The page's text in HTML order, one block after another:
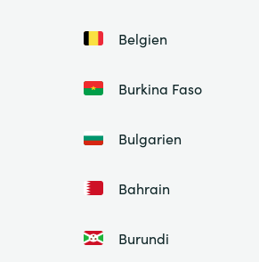
Belgien
Burkina Faso
Bulgarien
Bahrain
Burundi